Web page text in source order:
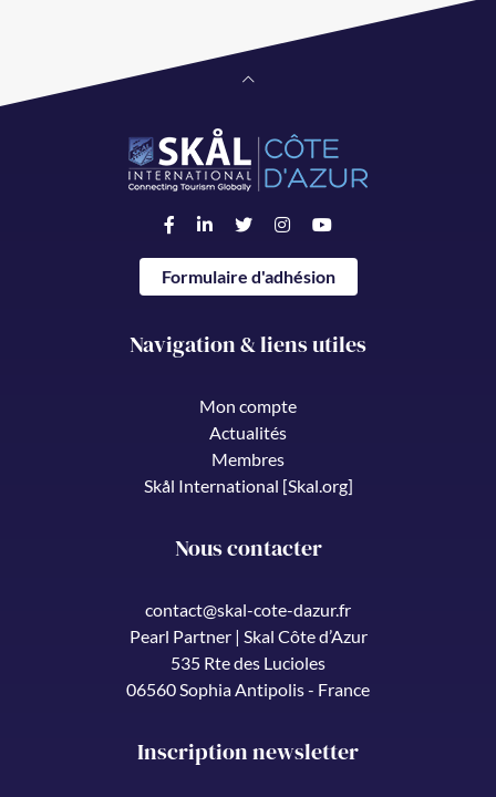
Formulaire d'adhésion
Navigation & liens utiles
Mon compte
Actualités
Membres
Skål International [Skal.org]
Nous contacter
contact@skal-cote-dazur.fr
Pearl Partner | Skal Côte d’Azur
535 Rte des Lucioles
06560 Sophia Antipolis - France
Inscription newsletter